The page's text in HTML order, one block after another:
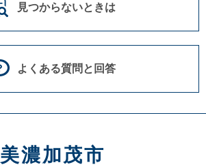
見つからないときは
よくある質問と回答
美濃加茂市